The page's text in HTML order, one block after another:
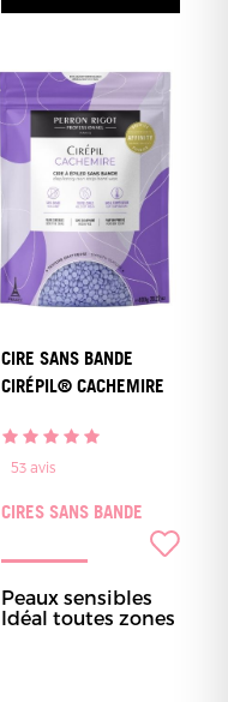
CIRE SANS BANDE
CIRÉPIL® CACHEMIRE
53 avis
CIRES SANS BANDE
Peaux sensibles
Idéal toutes zones